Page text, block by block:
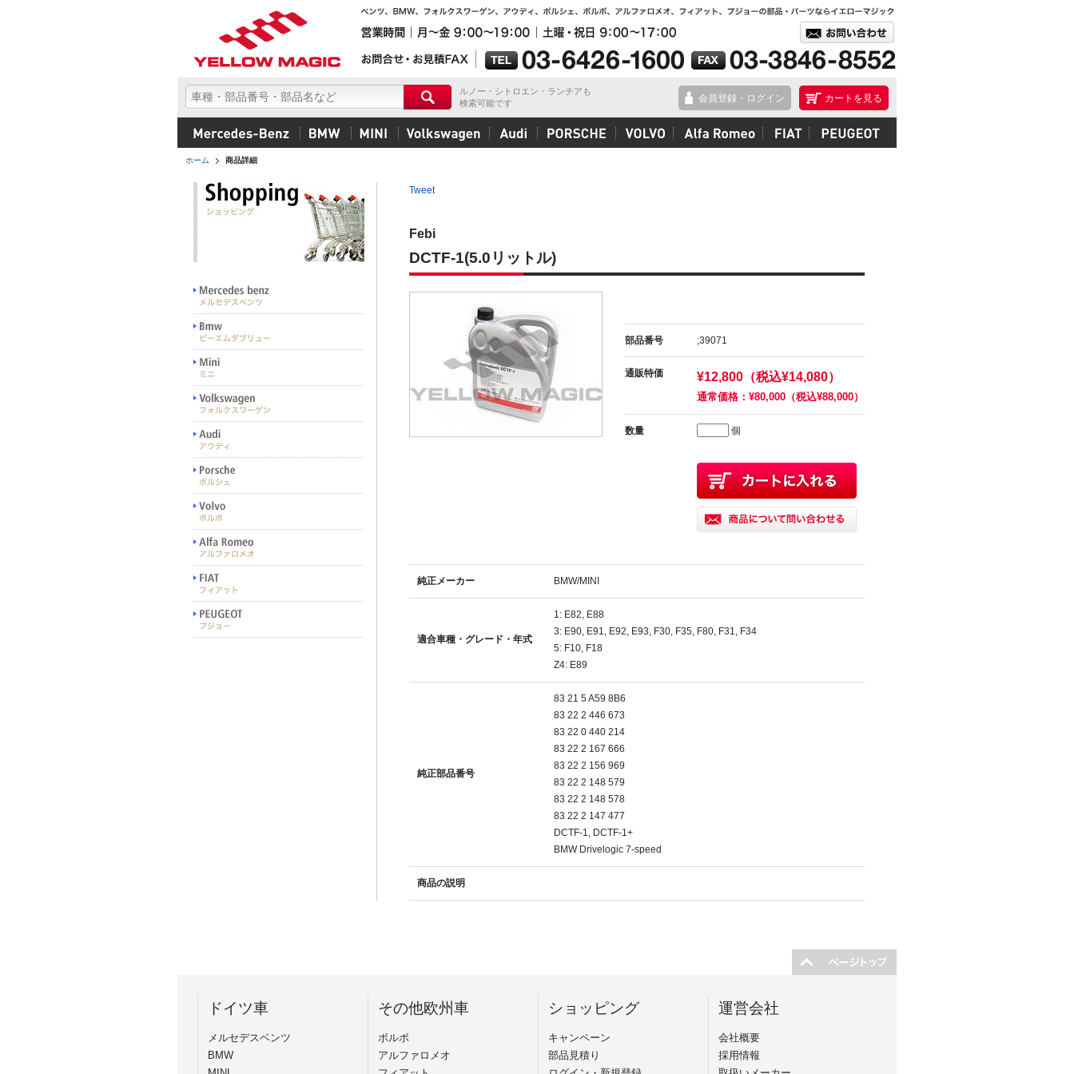
ルノー・シトロエン・ランチアも
検索可能です
カートを見る
会員登録・ログイン
ホーム 商品詳細
Tweet
Febi
DCTF-1(5.0リットル)
部品番号 ;39071
通販特価 ¥12,800（税込¥14,080）
通常価格：¥80,000（税込¥88,000）
数量 個
純正メーカー BMW/MINI
適合車種・グレード・年式
1: E82, E88
3: E90, E91, E92, E93, F30, F35, F80, F31, F34
5: F10, F18
Z4: E89
純正部品番号
83 21 5 A59 8B6
83 22 2 446 673
83 22 0 440 214
83 22 2 167 666
83 22 2 156 969
83 22 2 148 579
83 22 2 148 578
83 22 2 147 477
DCTF-1, DCTF-1+
BMW Drivelogic 7-speed
商品の説明
ドイツ車
メルセデスベンツ
BMW
その他欧州車
ボルボ
アルファロメオ
ショッピング
キャンペーン
部品見積り
運営会社
会社概要
採用情報